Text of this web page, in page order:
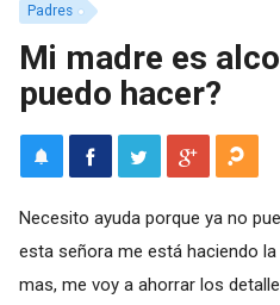
Padres
Mi madre es
puedo hacer?
Necesito ayuda porque ya no
esta señora me está haciendo
mas, me voy a ahorrar los